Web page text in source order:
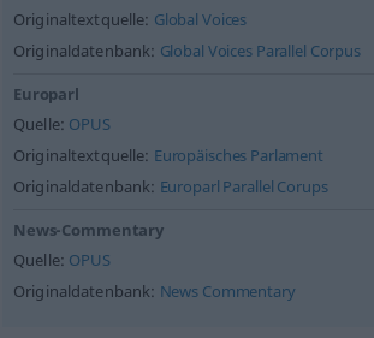
Originaltextquelle: Global Voices
Originaldatenbank: Global Voices Parallel Corpus
Europarl
Quelle: OPUS
Originaltextquelle: Europäisches Parlament
Originaldatenbank: Europarl Parallel Corups
News-Commentary
Quelle: OPUS
Originaldatenbank: News Commentary